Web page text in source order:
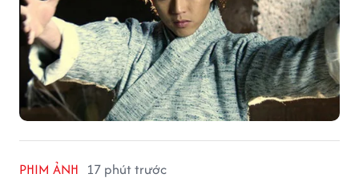
PHIM ẢNH 17 phút trước